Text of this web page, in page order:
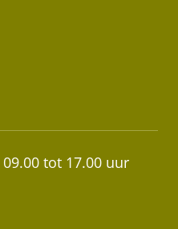
tot 17.00 uur